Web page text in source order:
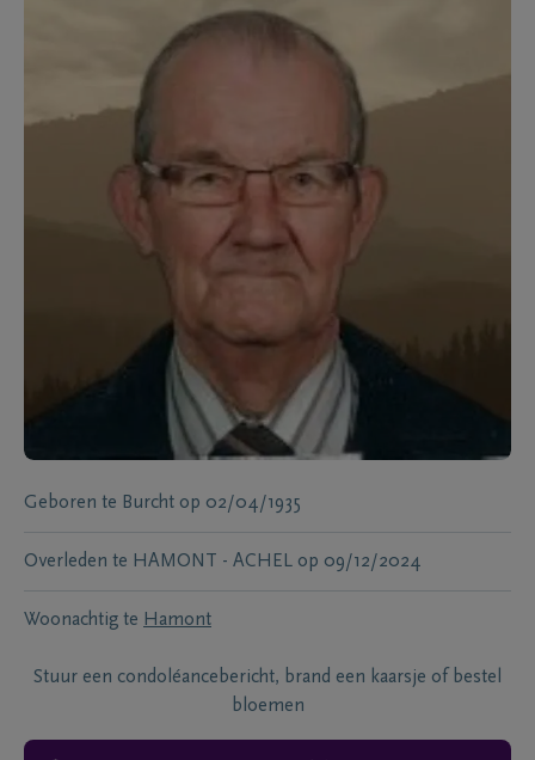
Geboren te Burcht op 02/04/1935
Overleden te HAMONT - ACHEL op 09/12/2024
Woonachtig te Hamont
Stuur een condoléancebericht, brand een kaarsje of bestel
bloemen